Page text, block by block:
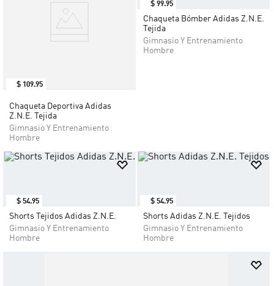
$ 109.95
Chaqueta Deportiva Adidas
Z.N.E. Tejida
Gimnasio Y Entrenamiento
Hombre
$ 99.95
Chaqueta Bómber Adidas Z.N.E.
Tejida
Gimnasio Y Entrenamiento
Hombre
$ 54.95
Shorts Tejidos Adidas Z.N.E.
Gimnasio Y Entrenamiento
Hombre
$ 54.95
Shorts Adidas Z.N.E. Tejidos
Gimnasio Y Entrenamiento
Hombre